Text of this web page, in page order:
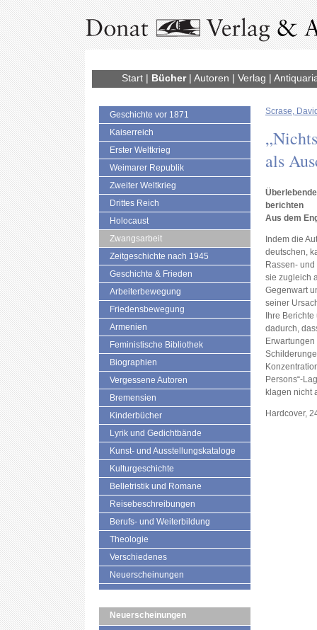
Start| Bücher| Autoren | Verlag |
Geschichte vor 1871
Kaiserreich
Erster Weltkrieg
Weimarer Republik
Zweiter Weltkrieg
Drittes Reich
Holocaust
Zwangsarbeit
Zeitgeschichte nach 1945
Geschichte & Frieden
Arbeiterbewegung
Friedensbewegung
Armenien
Feministische Bibliothek
Biographien
Vergessene Autoren
Bremensien
Kinderbücher
Lyrik und Gedichtbände
Kunst- und Ausstellungskataloge
Kulturgeschichte
Belletristik und Romane
Reisebeschreibungen
Berufs- und Weiterbildung
Theologie
Verschiedenes
Neuerscheinungen
Neuerscheinungen
Scrase,
als
berichten
Aus dem
Indem die
deutschen,
Rassen-
sie zugleich
Gegenwart
seiner
Ihre
dadurch,
Persons“-
klagen nicht
Hardcover,